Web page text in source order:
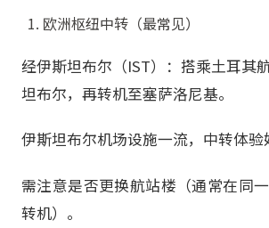
欧洲枢纽中转（最常见）
经伊斯坦布尔（IST）：搭乘土耳其
坦布尔，再转机至塞萨洛尼基。
伊斯坦布尔机场设施一流，中转体验
需注意是否更换航站楼（通常在同
转机）。